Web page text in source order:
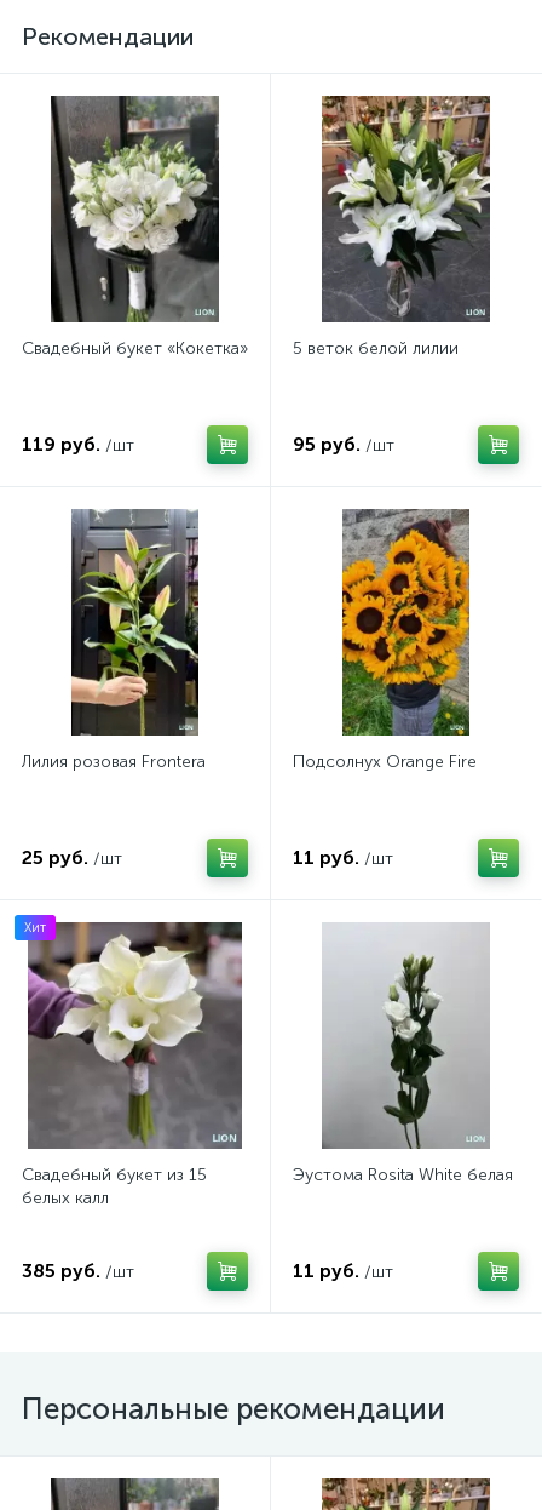
Рекомендации
Свадебный букет «Кокетка»
119 руб. /шт
5 веток белой лилии
95 руб. /шт
Лилия розовая Frontera
25 руб. /шт
Подсолнух Orange Fire
11 руб. /шт
Хит
Свадебный букет из 15
белых калл
385 руб. /шт
Эустома Rosita White белая
11 руб. /шт
Персональные рекомендации